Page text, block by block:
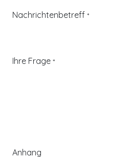
Nachrichtenbetreff *
Ihre Frage *
Anhang